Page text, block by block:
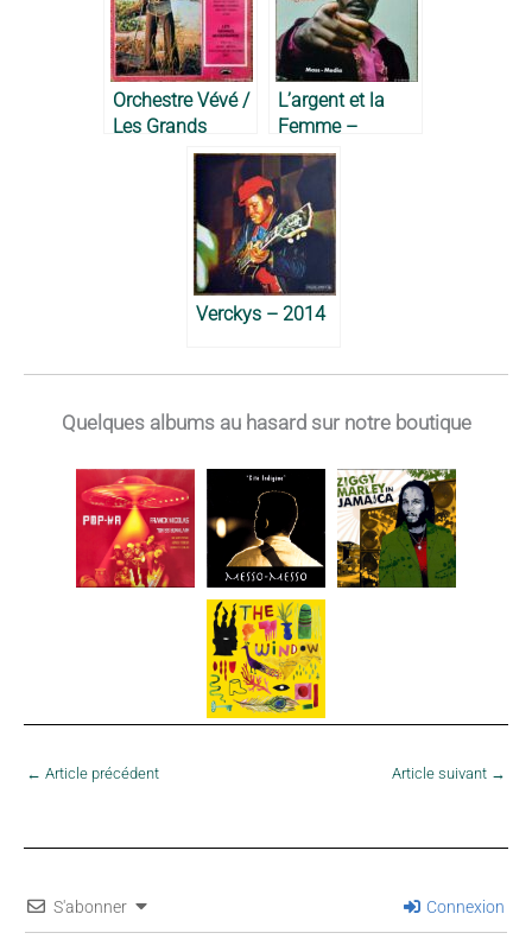
Orchestre Vévé /
Les Grands
Maquisards –
Verckys, 1973
L’argent et la
Femme –
Bumba Massa,
1982
Verckys – 2014
Quelques albums au hasard sur notre boutique
← Article précédent Article suivant →
S'abonner Connexion